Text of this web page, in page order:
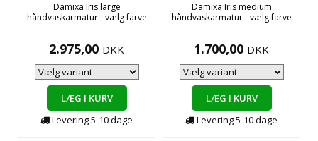
Damixa Iris large
håndvaskarmatur - vælg farve
2.975,00 DKK
LÆG I KURV
Levering5-10dage
Damixa Iris medium
håndvaskarmatur - vælg farve
1.700,00 DKK
LÆG I KURV
Levering5-10dage